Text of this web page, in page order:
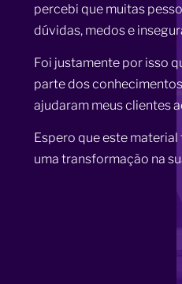
percebi que muitas
dúvidas, medos e
Foi justamente por isso
parte dos
ajudaram meus clientes
Espero que este
uma transformação na